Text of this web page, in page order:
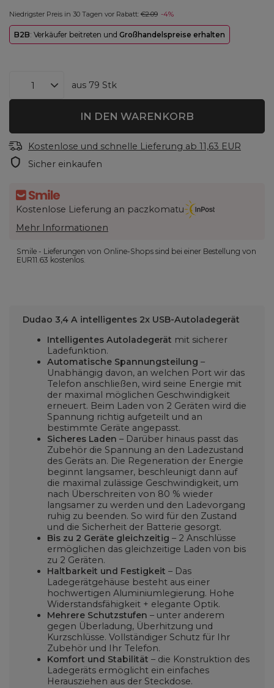
Niedrigster Preis in 30 Tagen vor Rabatt: €2.09 -4%
B2B: Verkäufer beitreten und Großhandelspreise erhalten
aus 79 Stk
IN DEN WARENKORB
Kostenlose und schnelle Lieferung ab 11,63 EUR
Sicher einkaufen
Kostenlose Lieferung an paczkomatu
Mehr Informationen
Smile - Lieferungen von Online-Shops sind bei einer Bestellung von
EUR11.63 kostenlos.
Dudao 3,4 A intelligentes 2x USB-Autoladegerät
Intelligentes Autoladegerät mit sicherer
Ladefunktion.
Automatische Spannungsteilung –
Unabhängig davon, an welchen Port wir das
Telefon anschließen, wird seine Energie mit
der maximal möglichen Geschwindigkeit
erneuert. Beim Laden von 2 Geräten wird die
Spannung richtig aufgeteilt und an
bestimmte Geräte angepasst.
Sicheres Laden – Darüber hinaus passt das
Zubehör die Spannung an den Ladezustand
des Geräts an. Die Regeneration der Energie
beginnt langsamer, beschleunigt dann auf
die maximal zulässige Geschwindigkeit, um
nach Überschreiten von 80 % wieder
langsamer zu werden und den Ladevorgang
ruhig zu beenden. So wird für den Zustand
und die Sicherheit der Batterie gesorgt.
Bis zu 2 Geräte gleichzeitig – 2 Anschlüsse
ermöglichen das gleichzeitige Laden von bis
zu 2 Geräten.
Haltbarkeit und Festigkeit – Das
Ladegerätgehäuse besteht aus einer
hochwertigen Aluminiumlegierung. Hohe
Widerstandsfähigkeit + elegante Optik.
Mehrere Schutzstufen – unter anderem
gegen Überladung, Überhitzung und
Kurzschlüsse. Vollständiger Schutz für Ihr
Zubehör und Ihr Telefon.
Komfort und Stabilität – die Konstruktion des
Ladegeräts ermöglicht ein einfaches
Herausziehen aus der Steckdose.